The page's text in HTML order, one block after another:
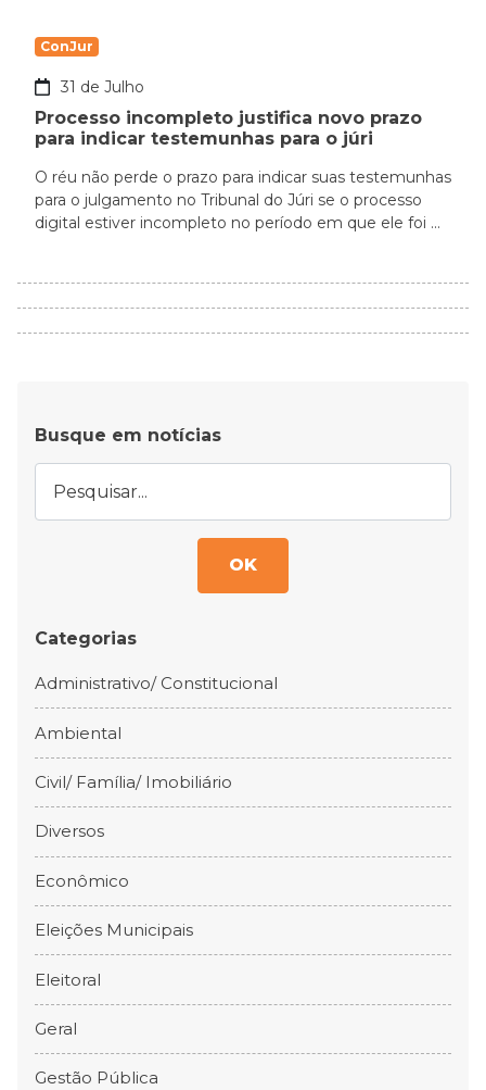
ConJur
31 de Julho
Processo incompleto justifica novo prazo
para indicar testemunhas para o júri
O réu não perde o prazo para indicar suas testemunhas
para o julgamento no Tribunal do Júri se o processo
digital estiver incompleto no período em que ele foi ...
Busque em notícias
OK
Categorias
Administrativo/ Constitucional
Ambiental
Civil/ Família/ Imobiliário
Diversos
Econômico
Eleições Municipais
Eleitoral
Geral
Gestão Pública